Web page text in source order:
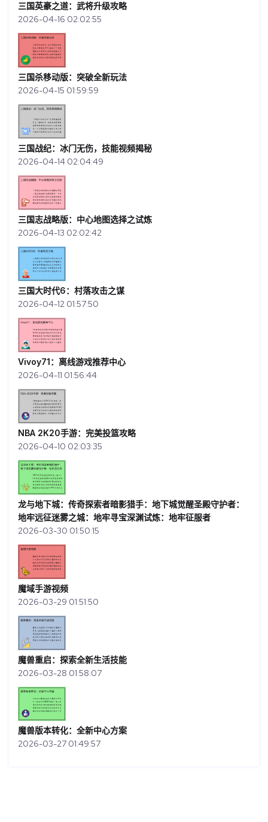
三国英豪之道：武将升级攻略
2026-04-16 02:02:55
三国杀移动版：突破全新玩法
2026-04-15 01:59:59
三国战纪：冰门无伤，技能视频揭秘
2026-04-14 02:04:49
三国志战略版：中心地图选择之试炼
2026-04-13 02:02:42
三国大时代6：村落攻击之谋
2026-04-12 01:57:50
Vivoy71：离线游戏推荐中心
2026-04-11 01:56:44
NBA 2K20手游：完美投篮攻略
2026-04-10 02:03:35
龙与地下城：传奇探索者暗影猎手：地下城觉醒圣殿守护者：
地牢远征迷雾之城：地牢寻宝深渊试炼：地牢征服者
2026-03-30 01:50:15
魔域手游视频
2026-03-29 01:51:50
魔兽重启：探索全新生活技能
2026-03-28 01:58:07
魔兽版本转化：全新中心方案
2026-03-27 01:49:57